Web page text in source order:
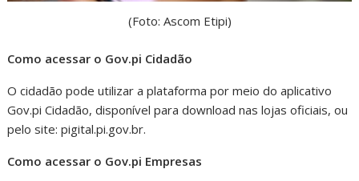
(Foto: Ascom Etipi)
Como acessar o Gov.pi Cidadão
O cidadão pode utilizar a plataforma por meio do aplicativo
Gov.pi Cidadão, disponível para download nas lojas oficiais, ou
pelo site: pigital.pi.gov.br.
Como acessar o Gov.pi Empresas